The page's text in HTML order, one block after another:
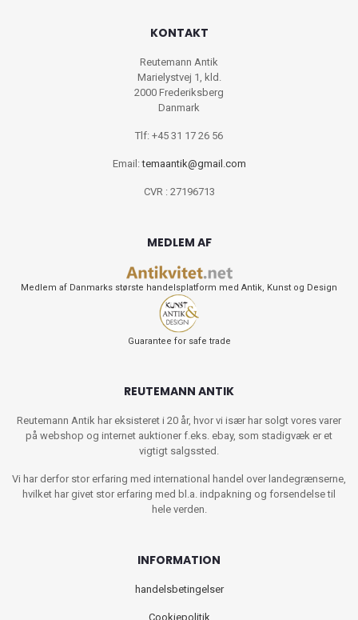
KONTAKT
Reutemann Antik
Marielystvej 1, kld.
2000 Frederiksberg
Danmark
Tlf: +45 31 17 26 56
Email:temaantik@gmail.com
CVR : 27196713
MEDLEM AF
Medlem af Danmarks største handelsplatform med Antik, Kunst og Design
Guarantee for safe trade
REUTEMANN ANTIK
Reutemann Antik har eksisteret i 20 år, hvor vi især har solgt vores varer
på webshop og internet auktioner f.eks. ebay, som stadigvæk er et
vigtigt salgssted.
Vi har derfor stor erfaring med international handel over landegrænserne,
hvilket har givet stor erfaring med bl.a. indpakning og forsendelse til
hele verden.
INFORMATION
handelsbetingelser
Cookiepolitik